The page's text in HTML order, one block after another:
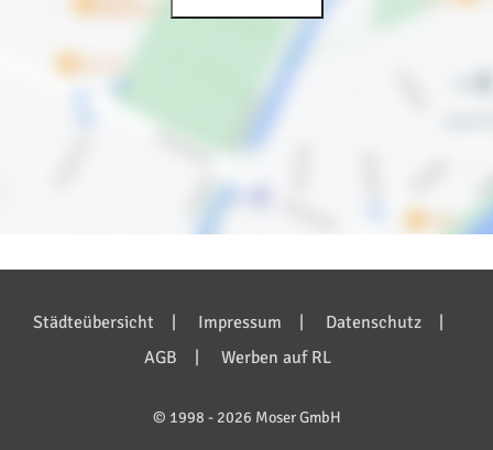
Städteübersicht Impressum
Datenschutz
AGB
Werben auf RL
© 1998 - 2026 Moser GmbH